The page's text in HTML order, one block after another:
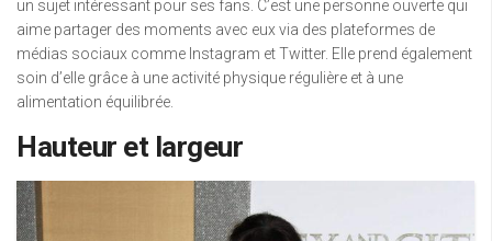
un sujet intéressant pour ses fans. C’est une personne ouverte qui
aime partager des moments avec eux via des plateformes de
médias sociaux comme Instagram et Twitter. Elle prend également
soin d’elle grâce à une activité physique régulière et à une
alimentation équilibrée.
Hauteur et largeur